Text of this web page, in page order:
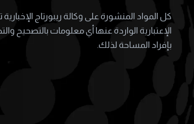
كل المواد المنشورة على وكالة ريبورتاج
الإعتبارية الواردة عنها أي معلومات بالتصحيح
بإفراد المساحة لذلك.